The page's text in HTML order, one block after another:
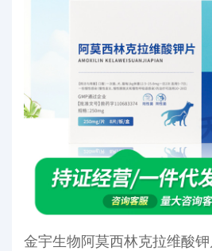
金宇生物阿莫西林克拉维酸